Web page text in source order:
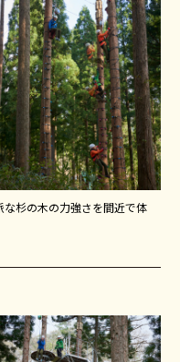
な杉の木の力強さを間近で体